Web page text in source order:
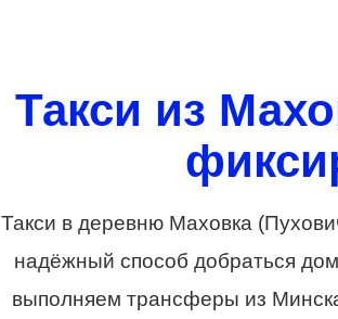
Такси из
Такси в деревню Маховка
надёжный способ добраться
выполняем трансферы из